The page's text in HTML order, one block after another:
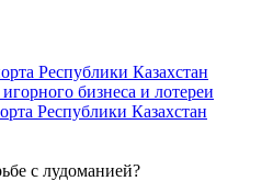
Республики Казахстан
бизнеса и лотереи
Республики Казахстан
с лудоманией?